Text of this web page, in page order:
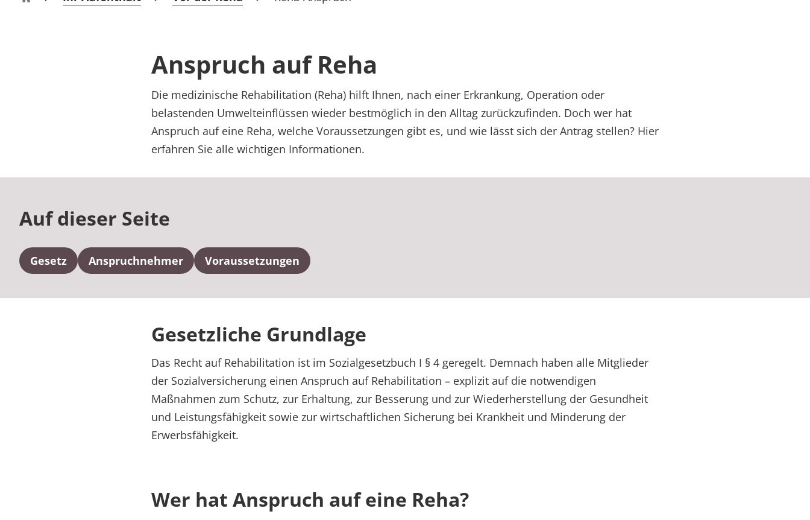
Rheumatologie
Klinik Bad Lobenstein
Anspruch auf Reha
Die medizinische Rehabilitation (Reha) hilft Ihnen, nach einer Erkrankung, Operation oder
belastenden Umwelteinflüssen wieder bestmöglich in den Alltag zurückzufinden. Doch wer hat
Anspruch auf eine Reha, welche Voraussetzungen gibt es, und wie lässt sich der Antrag stellen? Hier
erfahren Sie alle wichtigen Informationen.
Auf dieser Seite
Gesetz Anspruchnehmer Voraussetzungen
Gesetzliche Grundlage
Das Recht auf Rehabilitation ist im Sozialgesetzbuch I § 4 geregelt. Demnach haben alle Mitglieder
der Sozialversicherung einen Anspruch auf Rehabilitation – explizit auf die notwendigen
Maßnahmen zum Schutz, zur Erhaltung, zur Besserung und zur Wiederherstellung der Gesundheit
und Leistungsfähigkeit sowie zur wirtschaftlichen Sicherung bei Krankheit und Minderung der
Erwerbsfähigkeit.
Wer hat Anspruch auf eine Reha?